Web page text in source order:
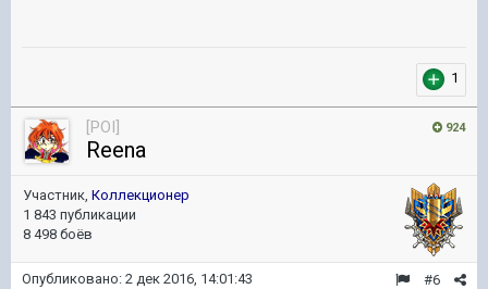
1
924
[POI]
Reena
Участник, Коллекционер
1 843 публикации
8 498 боёв
#6
Опубликовано: 2 дек 2016, 14:01:43